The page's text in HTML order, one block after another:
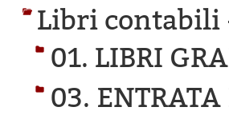
Libri contabili
01. LIBRI
03.